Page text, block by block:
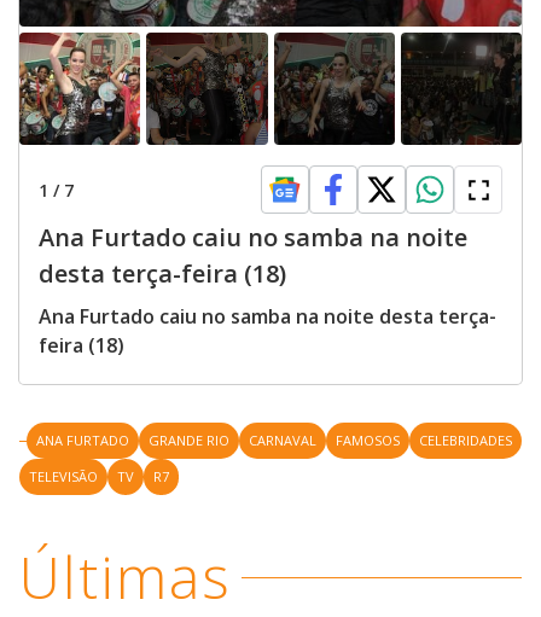
1 / 7
Ana Furtado caiu no samba na noite
desta terça-feira (18)
Ana Furtado caiu no samba na noite desta terça-
feira (18)
ANA FURTADO GRANDE RIO CARNAVAL FAMOSOS
CELEBRIDADES
TELEVISÃO
TV R7
Últimas